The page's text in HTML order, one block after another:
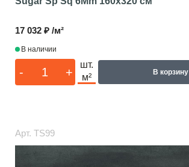
17 032 ₽ /м²
В наличии
- +
шт.
м²
В корзину
Арт. TS99